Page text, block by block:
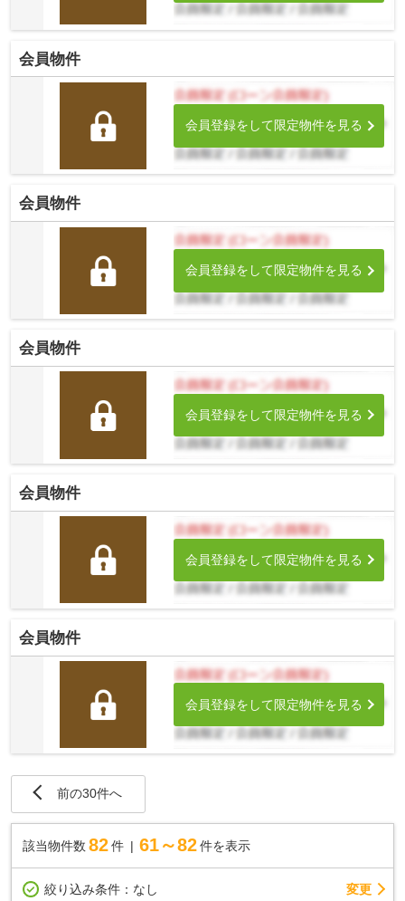
会員物件
会員登録をして限定物件を見る
会員物件
会員登録をして限定物件を見る
会員物件
会員登録をして限定物件を見る
会員物件
会員登録をして限定物件を見る
会員物件
会員登録をして限定物件を見る
前の30件へ
該当物件数 82件 61～82 件を表示
絞り込み条件： なし 変更